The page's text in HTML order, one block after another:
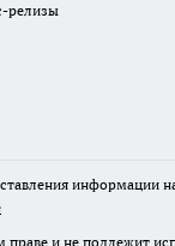
релизы
информации
праве и не подлежит